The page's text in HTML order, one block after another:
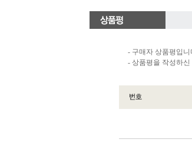
- 구매자 상품평입
- 상품평을 작성하